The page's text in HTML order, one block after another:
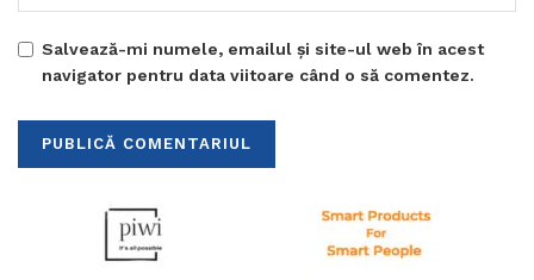
Salvează-mi numele, emailul și site-ul web în acest
navigator pentru data viitoare când o să comentez.